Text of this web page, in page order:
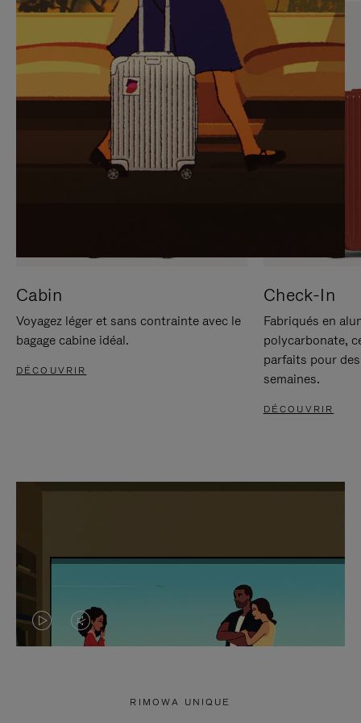
SUR
POUR
METTRE
PAUSE
VEUILLEZ
CLIQUER
POUR
RÉACTIVER
LE
SON
Cabin
Voyagez léger et sans contrainte avec le
bagage cabine idéal.
DÉCOUVRIR
Check-In
Fabriqués en
polycarbonate,
parfaits pour
semaines.
DÉCOUVRIR
LA LE
RIMOWA UNIQUE